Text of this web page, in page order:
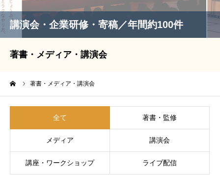
講演会・企業研修・寄稿／年間約100件
著書・メディア・講演会
著書・メディア・講演会
全て 著書・監修
メディア 講演会
講座・ワークショップ ライブ配信
EMCOカード